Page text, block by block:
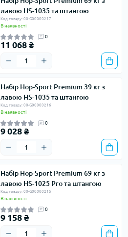
лавою HS-1035 та штангою
Код товару: 00-G00000217
В наявності
0
11 068 ₴
Набір Hop-Sport Premium 39 кг з
лавою HS-1035 та штангою
Код товару: 00-G00000216
В наявності
0
9 028 ₴
Набір Hop-Sport Premium 69 кг з
лавою HS-1025 Pro та штангою
Код товару: 00-G00000215
В наявності
0
9 158 ₴